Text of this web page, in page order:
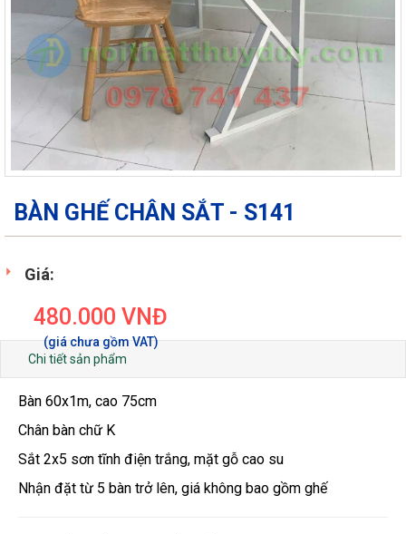
BÀN GHẾ CHÂN SẮT - S141
Giá:
480.000 VNĐ
Chi tiết sản phẩm
Bàn 60x1m, cao 75cm
Chân bàn chữ K
Sắt 2x5 sơn tĩnh điện trắng, mặt gỗ cao su
Nhận đặt từ 5 bàn trở lên, giá không bao gồm ghế